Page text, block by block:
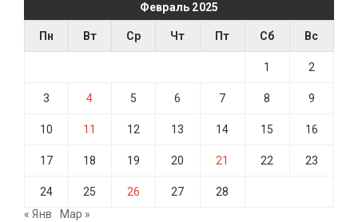
Февраль 2025
Пн Вт Ср Чт Пт Сб Вс
1 2
3 4 5 6 7 8 9
10 11 12 13 14 15 16
17 18 19 20 21 22 23
24 25 26 27
28
« Янв
Мар »